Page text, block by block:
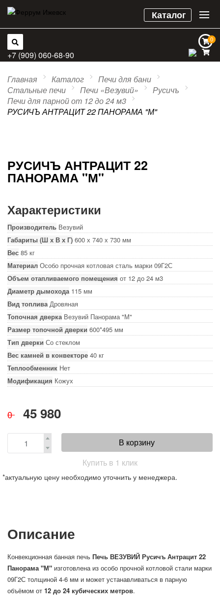
Каталог
0
0
+7 (909) 060-68-90
Главная Каталог
Печи для бани
Стальные печи
Печи «Везувий»
Русичъ
Печи для парной от 12 до 24 м3
РУСИЧЪ АНТРАЦИТ 22 ПАНОРАМА "М"
РУСИЧЪ АНТРАЦИТ 22
ПАНОРАМА "М"
Характеристики
Производитель Везувий
Габариты (Ш х В х Г) 600 х 740 х 730 мм
Вес 85 кг
Материал Особо прочная котловая сталь марки 09Г2С
Объем отапливаемого помещения от 12 до 24 м3
Диаметр дымохода 115 мм
Вид топлива Дровяная
Топочная дверка Везувий Панорама "М"
Размер топочной дверки 600*495 мм
Тип дверки Со стеклом
Вес камней в конвекторе 40 кг
Теплообменник Нет
Модификация Кожух
0 45 980
В корзину
Купить в 1 клик
*актуальную цену необходимо уточнить у менеджера.
Описание
Конвекционная банная печь Печь ВЕЗУВИЙ Русичъ Антрацит 22
Панорама "М" изготовлена из особо прочной котловой стали марки
09Г2С толщиной 4-6 мм и может устанавливаться в парную
объёмом от 12 до 24 кубических метров.